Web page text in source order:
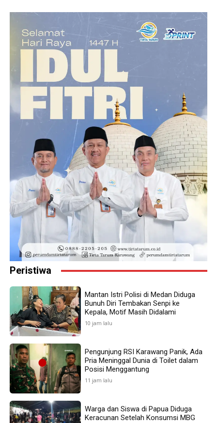
Peristiwa
Mantan Istri Polisi di Medan Diduga
Bunuh Diri Tembakan Senpi ke
Kepala, Motif Masih Didalami
10 jam lalu
Pengunjung RSI Karawang Panik, Ada
Pria Meninggal Dunia di Toilet dalam
Posisi Menggantung
11 jam lalu
Warga dan Siswa di Papua Diduga
Keracunan Setelah Konsumsi MBG